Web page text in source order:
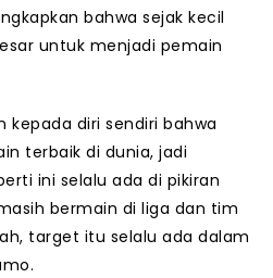
bahwa sejak kecil
untuk menjadi pemain
kepada diri sendiri bahwa
terbaik di dunia, jadi
ini selalu ada di pikiran
bermain di liga dan tim
target itu selalu ada dalam